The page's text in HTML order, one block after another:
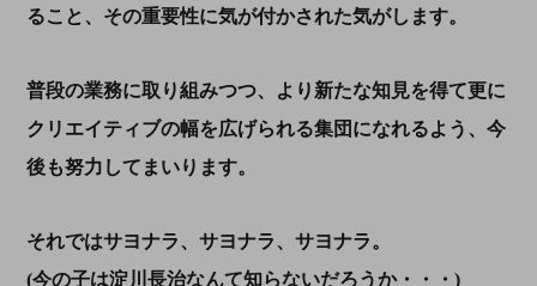
ること、その重要性に気が付かされた気がします。
普段の業務に取り組みつつ、より新たな知見を得て更に
クリエイティブの幅を広げられる集団になれるよう、今
後も努力してまいります。
それではサヨナラ、サヨナラ、サヨナラ。
(今の子は淀川長治なんて知らないだろうか・・・)